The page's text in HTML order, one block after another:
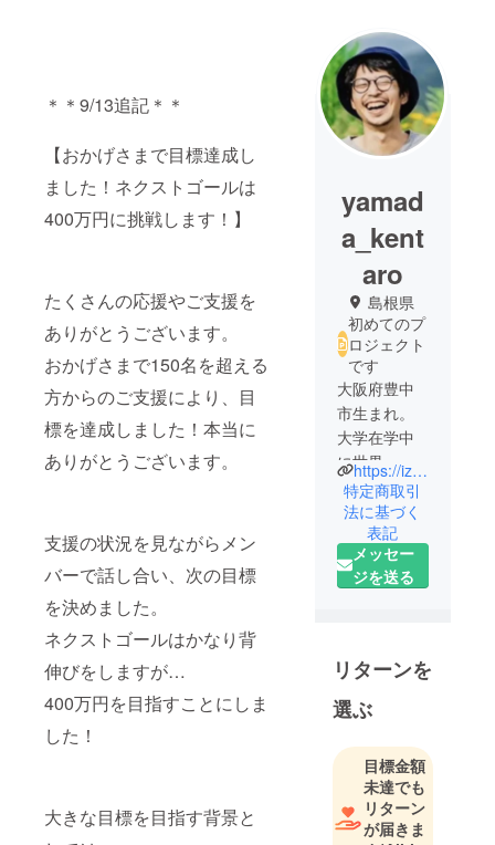
＊＊9/13追記＊＊
【おかげさまで目標達成し
ました！ネクストゴールは
400万円に挑戦します！】
たくさんの応援やご支援を
ありがとうございます。
おかげさまで150名を超える
方からのご支援により、目
標を達成しました！本当に
ありがとうございます。
支援の状況を見ながらメン
バーで話し合い、次の目標
を決めました。
ネクストゴールはかなり背
伸びをしますが…
400万円を目指すことにしま
した！
大きな目標を目指す背景と
yamad
a_kent
aro
島根県
初めてのプ
ロジェクト
です
大阪府豊中
市生まれ。
大学在学中
に世界一周
の旅に出た
際にスパイ
スの魅力に
ハマる。東
京でサラ
根に移住
し、出雲
SPICELAB.
る。自身で
栽培したス
パイスを活
用し、クラ
https://izumospicelab.com/
特定商取引
法に基づく
表記
メッセー
ジを送る
リターンを
選ぶ
目標金額
未達でも
リターン
が届きま